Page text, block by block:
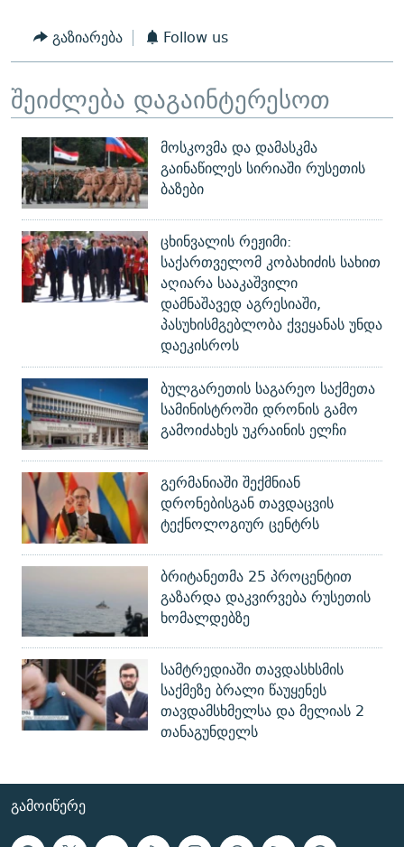
გაზიარება Follow us
შეიძლება დაგაინტერესოთ
მოსკოვმა და დამასკმა
გაინაწილეს სირიაში რუსეთის
ბაზები
ცხინვალის რეჟიმი:
საქართველომ კობახიძის სახით
აღიარა სააკაშვილი
დამნაშავედ აგრესიაში,
პასუხისმგებლობა ქვეყანას უნდა
დაეკისროს
ბულგარეთის საგარეო საქმეთა
სამინისტროში დრონის გამო
გამოიძახეს უკრაინის ელჩი
გერმანიაში შექმნიან
დრონებისგან თავდაცვის
ტექნოლოგიურ ცენტრს
ბრიტანეთმა 25 პროცენტით
გაზარდა დაკვირვება რუსეთის
ხომალდებზე
სამტრედიაში თავდასხსმის
საქმეზე ბრალი წაუყენეს
თავდამსხმელსა და მელიას 2
თანაგუნდელს
ᲒᲐᲛᲝᲘᲬᲔᲠᲔ